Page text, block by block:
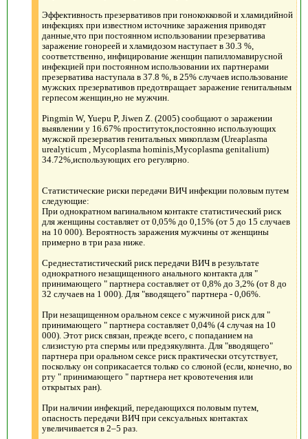
Эффективность презервативов при гонококковой и хламидийной
инфекциях при известном источнике заражения приводят
данные,что при постоянном использовании презерватива
заражение гонореей и хламидозом наступает в 30.3 %,
соответственно, инфицирование женщин папилломавирусной
инфекцией при постоянном использовании их партнерами
презерватива наступала в 37.8 %, в 25% случаев использование
мужских презервативов предотвращает заражение генитальным
герпесом женщин,но не мужчин.
Pingmin W, Yuepu P, Jiwen Z. (2005) сообщают о заражении
выявлении у 16.67% проституток,постоянно использующих
мужской презерватив генитальных микоплазм (Ureaplasma
urealyticum , Mycoplasma hominis,Mycoplasma genitalium)
34.72%,использующих его регулярно.
Статистические риски передачи ВИЧ инфекции половым путем
следующие:
При однократном вагинальном контакте статистический риск
для женщины составляет от 0,05% до 0,15% (от 5 до 15 случаев
на 10 000). Вероятность заражения мужчины от женщины
примерно в три раза ниже.
Cреднестатистический риск передачи ВИЧ в результате
однократного незащищенного анального контакта для "
принимающего " партнера составляет от 0,8% до 3,2% (от 8 до
32 случаев на 1 000). Для "вводящего" партнера - 0,06%.
При незащищенном оральном сексе с мужчиной риск для "
принимающего " партнера составляет 0,04% (4 случая на 10
000). Этот риск связан, прежде всего, с попаданием на
слизистую рта спермы или предэякулянта. Для "вводящего"
партнера при оральном сексе риск практически отсутствует,
поскольку он соприкасается только со слюной (если, конечно, во
рту " принимающего " партнера нет кровотечения или
открытых ран).
При наличии инфекций, передающихся половым путем,
опасность передачи ВИЧ при сексуальных контактах
увеличивается в 2–5 раз.